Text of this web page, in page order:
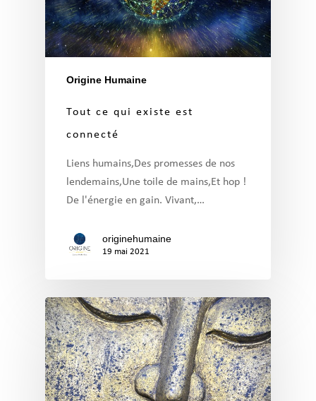
Origine Humaine
Tout ce qui existe est
connecté
Liens humains,Des promesses de nos
lendemains,Une toile de mains,Et hop !
De l'énergie en gain. Vivant,…
originehumaine
19 mai 2021